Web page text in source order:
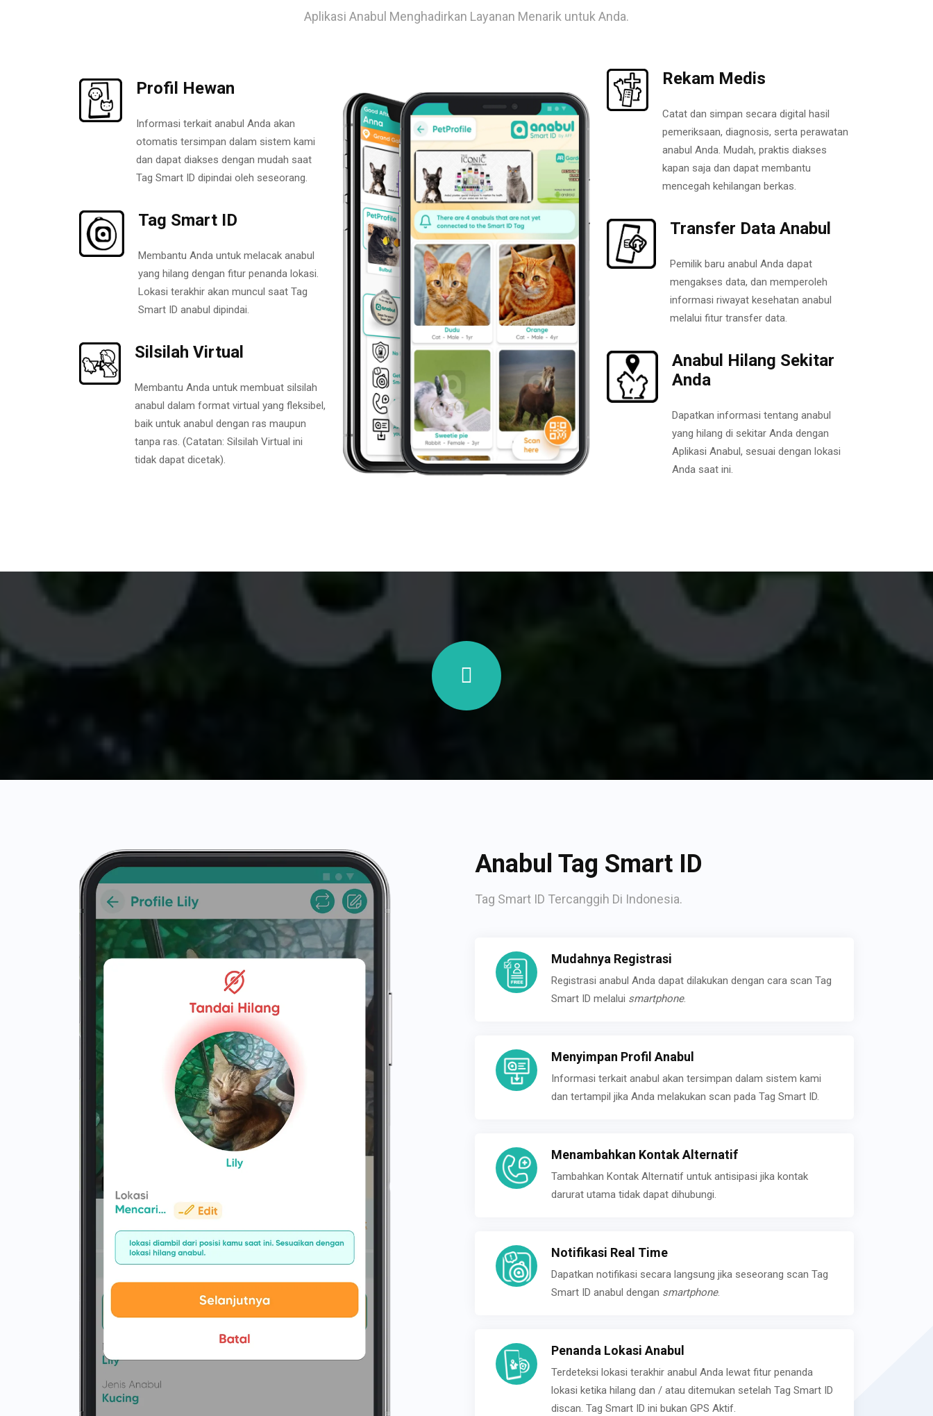
Aplikasi Anabul Menghadirkan Layanan Menarik untuk Anda.
Profil Hewan
Informasi terkait anabul Anda akan
otomatis tersimpan dalam sistem kami
dan dapat diakses dengan mudah saat
Tag Smart ID dipindai oleh seseorang.
Tag Smart ID
Membantu Anda untuk melacak anabul
yang hilang dengan fitur penanda lokasi.
Lokasi terakhir akan muncul saat Tag
Smart ID anabul dipindai.
Silsilah Virtual
Membantu Anda untuk membuat silsilah
anabul dalam format virtual yang fleksibel,
baik untuk anabul dengan ras maupun
tanpa ras. (Catatan: Silsilah Virtual ini
tidak dapat dicetak).
Rekam Medis
Catat dan simpan secara digital hasil
pemeriksaan, diagnosis, serta perawatan
anabul Anda. Mudah, praktis diakses
kapan saja dan dapat membantu
mencegah kehilangan berkas.
Transfer Data Anabul
Pemilik baru anabul Anda dapat
mengakses data, dan memperoleh
informasi riwayat kesehatan anabul
melalui fitur transfer data.
Anabul Hilang Sekitar
Anda
Dapatkan informasi tentang anabul
yang hilang di sekitar Anda dengan
Aplikasi Anabul, sesuai dengan lokasi
Anda saat ini.
Anabul Tag Smart ID
Tag Smart ID Tercanggih Di Indonesia.
Mudahnya Registrasi
Registrasi anabul Anda dapat dilakukan dengan cara scan Tag
Smart ID melalui smartphone.
Menyimpan Profil Anabul
Informasi terkait anabul akan tersimpan dalam sistem kami
dan tertampil jika Anda melakukan scan pada Tag Smart ID.
Menambahkan Kontak Alternatif
Tambahkan Kontak Alternatif untuk antisipasi jika kontak
darurat utama tidak dapat dihubungi.
Notifikasi Real Time
Dapatkan notifikasi secara langsung jika seseorang scan Tag
Smart ID anabul dengan smartphone.
Penanda Lokasi Anabul
Terdeteksi lokasi terakhir anabul Anda lewat fitur penanda
lokasi ketika hilang dan / atau ditemukan setelah Tag Smart ID
discan. Tag Smart ID ini bukan GPS Aktif.